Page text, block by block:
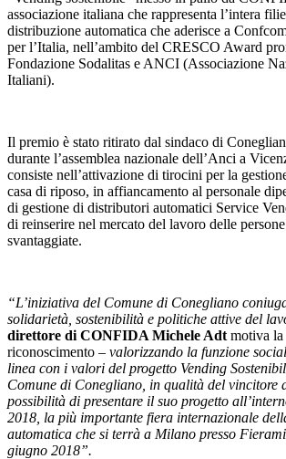
associazione italiana che rappresenta l’intera
distribuzione automatica che aderisce a
per l’Italia, nell’ambito del CRESCO Award
Fondazione Sodalitas e ANCI (Associazione
Italiani).
Il premio è stato ritirato dal sindaco di
durante l’assemblea nazionale dell’Anci a
consiste nell’attivazione di tirocini per la
casa di riposo, in affiancamento al personale
di gestione di distributori automatici Service
di reinserire nel mercato del lavoro delle
svantaggiate.
“L’iniziativa del Comune di Conegliano
solidarietà, sostenibilità e politiche attive del
direttore di CONFIDA Michele Adt motiva la
riconoscimento – valorizzando la funzione
linea con i valori del progetto Vending
Comune di Conegliano, in qualità del vincitore
possibilità di presentare il suo progetto
2018, la più importante fiera internazionale
automatica che si terrà a Milano presso
giugno 2018”.